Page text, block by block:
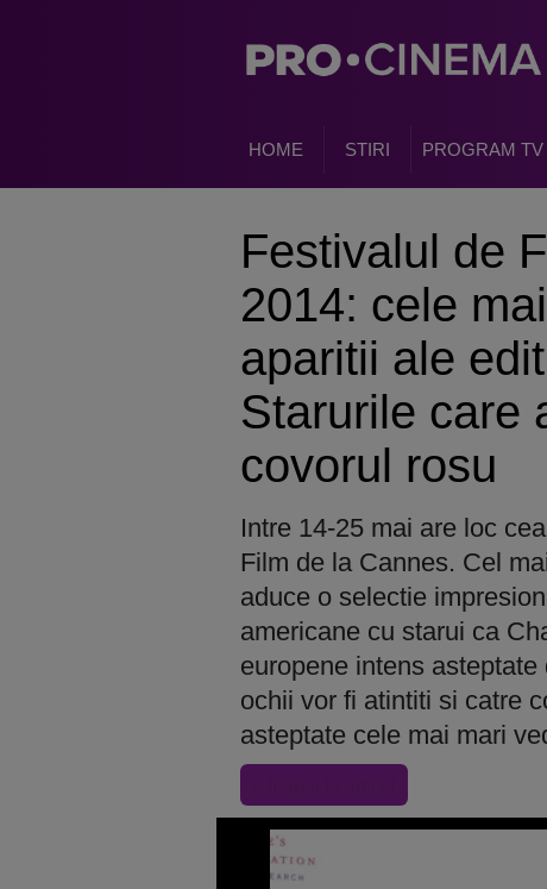
HOME STIRI PROGRAM TV
Festivalul de
2014: cele
aparitii ale
Starurile care
covorul rosu
Intre 14-25 mai are loc
Film de la Cannes. Cel
aduce o selectie
americane cu starui ca
europene intens
ochii vor fi atintiti si catre
asteptate cele mai mari